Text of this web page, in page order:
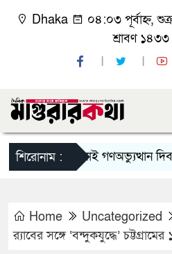
Dhaka
০৪:০৩ পূর্বাহ্ন,
শ্রাবণ ১৪৩৩
শিরোনাম :জুলাই গণঅভ্যুত্থান দিবসের
Home
Uncategorized
র‌্যাবের সঙ্গে ‘বন্দুকযুদ্ধে’